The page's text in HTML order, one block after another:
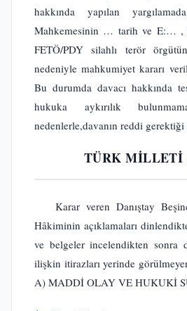
hakkında yapılan
Mahkemesinin … tarih ve E:… ,
FETÖ/PDY silahlı terör
nedeniyle mahkumiyet kararı
Bu durumda davacı hakkında
hukuka aykırılık
nedenlerle,davanın reddi
TÜRK MİLLETİ
Karar veren Danıştay
Hâkiminin açıklamaları
ve belgeler incelendikten sonra
ilişkin itirazları yerinde
A) MADDİ OLAY VE HUKUKİ